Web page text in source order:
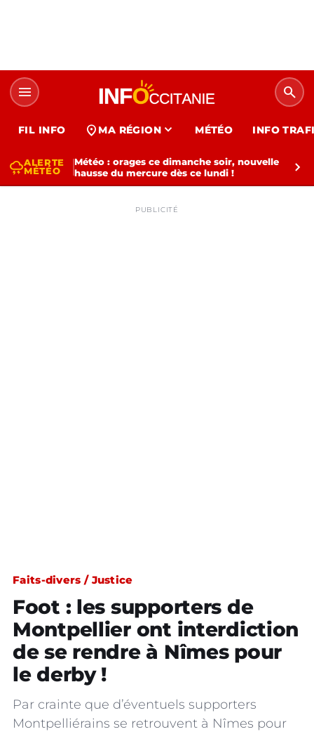
menu search
FIL INFO location_on MA RÉGION expand_more MÉTÉO INFO
thunderstormALERTE
MÉTÉO
Météo : orages ce dimanche soir, nouvelle
hausse du mercure dès ce lundi !
chevron_right
PUBLICITÉ
Faits-divers / Justice
Foot : les supporters de
Montpellier ont interdiction
de se rendre à Nîmes pour
le derby !
Par crainte que d’éventuels supporters
Montpelliérains se retrouvent à Nîmes pour